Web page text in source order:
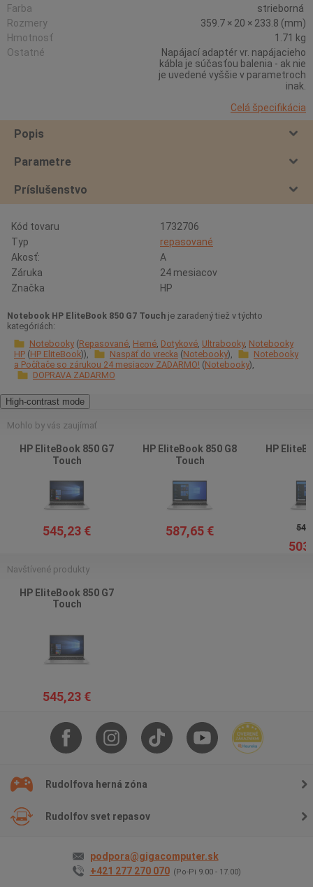
Farba
strieborná
Rozmery
359.7 × 20 × 233.8 (mm)
Hmotnosť
1.71 kg
Ostatné
Napájací adaptér vr. napájacieho
kábla je súčasťou balenia - ak nie
je uvedené vyššie v parametroch
inak.
Celá špecifikácia
Popis
Parametre
Príslušenstvo
Kód tovaru
1732706
Typ
repasované
Akosť:
A
Záruka
24 mesiacov
Značka
HP
Notebook HP EliteBook 850 G7 Touch je zaradený tiež v týchto
kategóriách:
Notebooky Repasované Herné Dotykové Ultrabooky Notebooky
HP HP EliteBook Naspäť do vrecka Notebooky
Notebooky
a Počítače so zárukou 24 mesiacov ZADARMO! Notebooky
DOPRAVA ZADARMO
High-contrast mode
Mohlo by vás zaujímať
HP EliteBook 850 G7
Touch
545,23 €
HP EliteBook 850 G8
Touch
587,65 €
HP
Navštívené produkty
HP EliteBook 850 G7
Touch
545,23 €
Rudolfova herná zóna
Rudolfov svet repasov
podpora@gigacomputer.sk
+421 277 270 070 (Po-Pi 9.00 - 17.00)